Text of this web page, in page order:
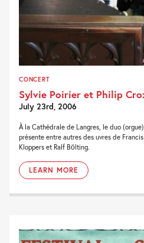
CONCERT
Sylvie Poirier et Philip
July 23rd, 2006
À la Cathédrale de Langres, le duo
présente entre autres des uvres de
Kloppers et Ralf Bölting.
LEARN MORE